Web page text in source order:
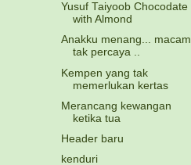
Yusuf Taiyoob Chocodate
with Almond
Anakku menang... macam
tak percaya ..
Kempen yang tak
memerlukan kertas
Merancang kewangan
ketika tua
Header baru
kenduri